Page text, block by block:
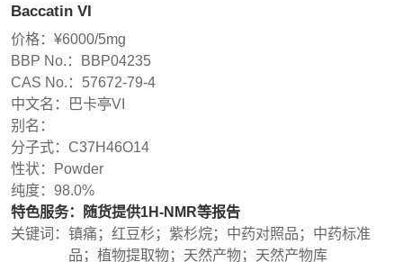
Baccatin VI
价格：¥6000/5mg
BBP No.： BBP04235
CAS No.： 57672-79-4
中文名：
巴卡亭VI
别名：
分子式：C37H46O14
性状： Powder
纯度：98.0%
特色服务：
随货提供1H-NMR等报告
关键词：镇痛；红豆杉；紫杉烷；中药对照品；中药标准
品；植物提取物；天然产物；天然产物库